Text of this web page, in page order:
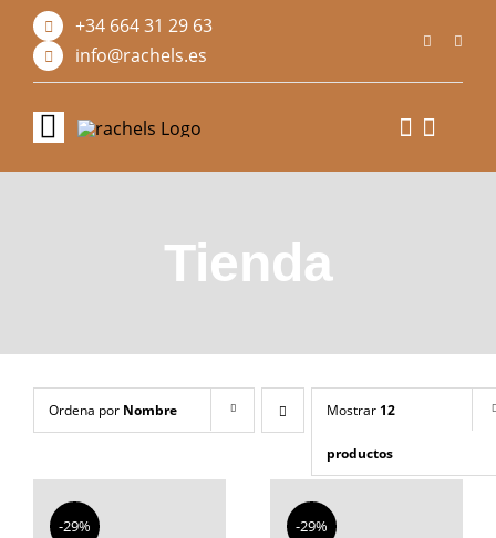
Saltar
contenido
+34 664 31 29 63
info@rachels.es
Toggle
Sobre nosotros
Diseño personalizado
Contacto
Tienda
Ordena por Nombre Mostrar 12
productos
-29% -29%